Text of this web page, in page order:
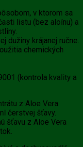
v ktorom sa
listu (bez aloínu) a
dužiny krájanej ručne.
chemických
(kontrola kvality a
z Aloe Vera
čerstvej šťavy.
šťavu z Aloe Vera